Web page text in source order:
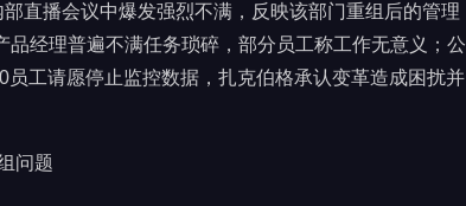
直播会议中爆发强烈不满，反映该部门重组后的管理
经理普遍不满任务琐碎，部分员工称工作无意义；公
工请愿停止监控数据，扎克伯格承认变革造成困扰并
问题